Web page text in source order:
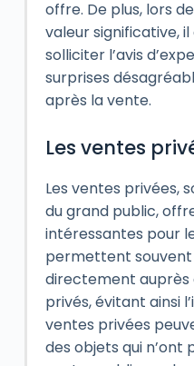
offre. De plus, lors
valeur significative,
solliciter l’avis
surprises
après la vente.
Les ventes
Les ventes privées,
du grand public,
intéressantes pour
permettent souvent
directement auprès
privés, évitant ainsi
ventes privées
des objets qui n’ont